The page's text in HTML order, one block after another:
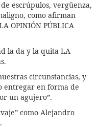
escrúpulos, vergüenza,
como afirman
OPINIÓN PÚBLICA
la da y la quita LA
circunstancias, y
entregar en forma de
un agujero”.
como Alejandro